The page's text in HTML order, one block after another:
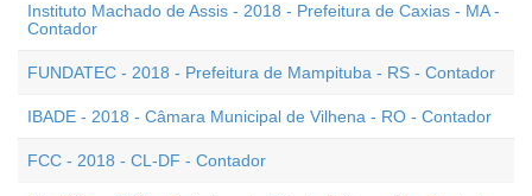
Instituto Machado de Assis - 2018 - Prefeitura de Caxias - MA -
Contador
FUNDATEC - 2018 - Prefeitura de Mampituba - RS - Contador
IBADE - 2018 - Câmara Municipal de Vilhena - RO - Contador
FCC - 2018 - CL-DF - Contador